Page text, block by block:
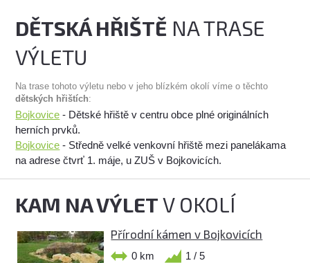
DĚTSKÁ HŘIŠTĚ NA TRASE
VÝLETU
Na trase tohoto výletu nebo v jeho blízkém okolí víme o těchto
dětských hřištích:
Bojkovice - Dětské hřiště v centru obce plné originálních
herních prvků.
Bojkovice - Středně velké venkovní hřiště mezi panelákama
na adrese čtvrť 1. máje, u ZUŠ v Bojkovicích.
KAM NA VÝLETV OKOLÍ
Přírodní kámen v Bojkovicích
0 km 1 / 5